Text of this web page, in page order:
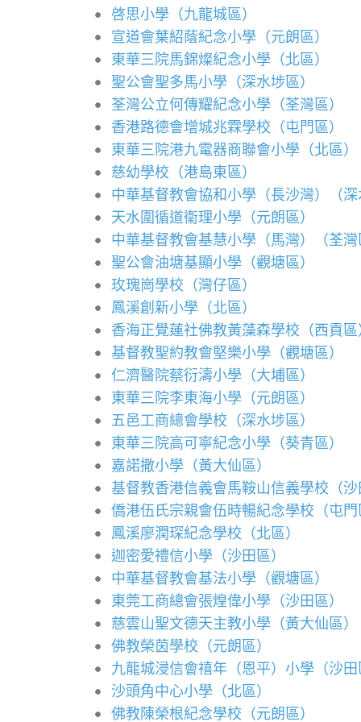
啓思小學（九龍城區）
宣道會葉紹蔭紀念小學（元朗區）
東華三院馬錦燦紀念小學（北區）
聖公會聖多馬小學（深水埗區）
荃灣公立何傳耀紀念小學（荃灣區）
香港路德會增城兆霖學校（屯門區）
東華三院港九電器商聯會小學（北區）
慈幼學校（港島東區）
中華基督教會協和小學（長沙灣）（深
天水圍循道衞理小學（元朗區）
中華基督教會基慧小學（馬灣）（荃灣
聖公會油塘基顯小學（觀塘區）
玫瑰崗學校（灣仔區）
鳳溪創新小學（北區）
香海正覺蓮社佛教黃藻森學校（西貢區
基督教聖約教會堅樂小學（觀塘區）
仁濟醫院蔡衍濤小學（大埔區）
東華三院李東海小學（元朗區）
五邑工商總會學校（深水埗區）
東華三院高可寧紀念小學（葵青區）
嘉諾撒小學（黃大仙區）
基督教香港信義會馬鞍山信義學校（沙
僑港伍氏宗親會伍時暢紀念學校（屯門
鳳溪廖潤琛紀念學校（北區）
迦密愛禮信小學（沙田區）
中華基督教會基法小學（觀塘區）
東莞工商總會張煌偉小學（沙田區）
慈雲山聖文德天主教小學（黃大仙區）
佛教榮茵學校（元朗區）
九龍城浸信會禧年（恩平）小學（沙田
沙頭角中心小學（北區）
佛教陳榮根紀念學校（元朗區）